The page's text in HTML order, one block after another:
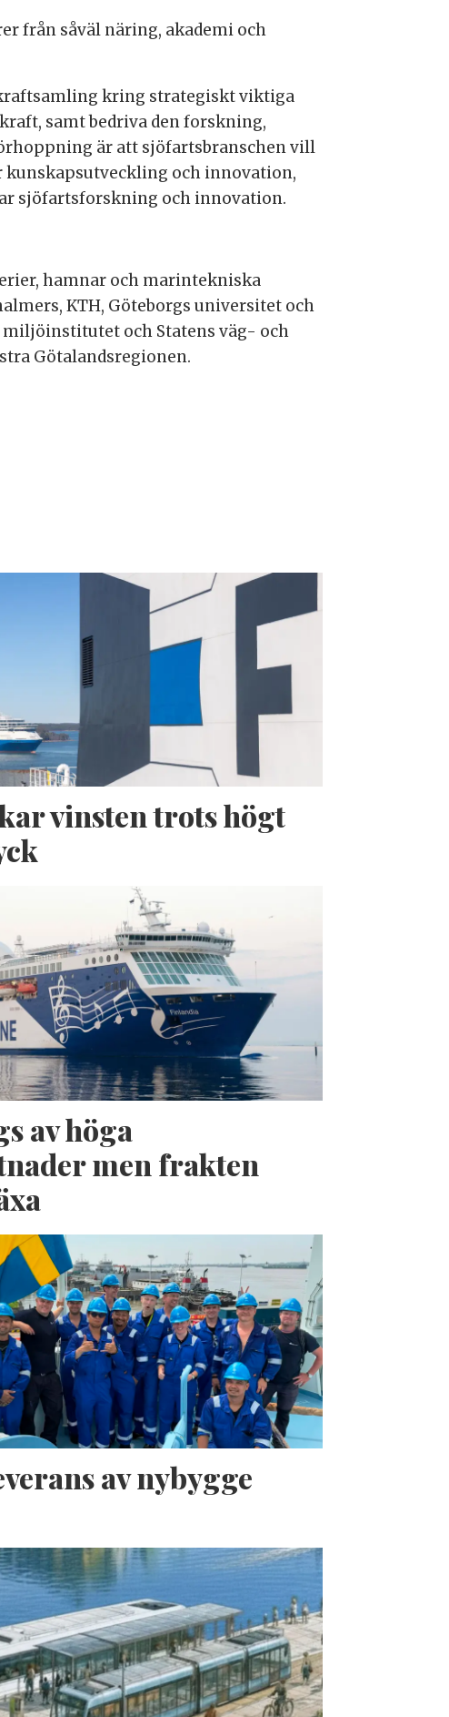
från såväl näring, akademi och
kring strategiskt viktiga
samt bedriva den forskning,
är att sjöfartsbranschen vill
kunskapsutveckling och innovation,
sjöfartsforskning och innovation.
hamnar och marintekniska
KTH, Göteborgs universitet och
miljöinstitutet och Statens väg- och
Götalandsregionen.
vinsten trots högt
av höga
men frakten
av nybygge